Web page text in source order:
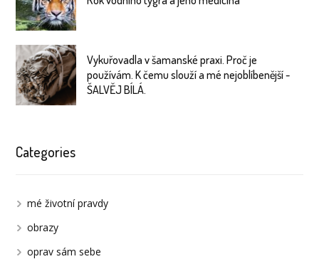
Vykuřovadla v šamanské praxi. Proč je
používám. K čemu slouží a mé nejoblíbenější -
ŠALVĚJ BÍLÁ.
Categories
mé životní pravdy
obrazy
oprav sám sebe